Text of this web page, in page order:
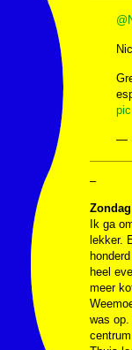
—
–
Ik ga
lekker.
heel
meer
was op.